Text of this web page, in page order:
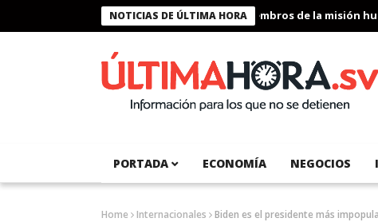
NOTICIAS DE ÚLTIMA HORA
Presidente Bukele condecora a miembros de la misión
PORTADA ECONOMÍA NEGOCIOS
Home Internacionales Biden es el presidente más